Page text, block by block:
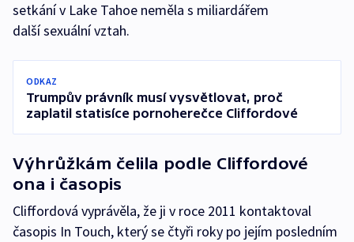
setkání v Lake Tahoe neměla s miliardářem
další sexuální vztah.
ODKAZ
Trumpův právník musí vysvětlovat, proč
zaplatil statisíce pornoherečce Cliffordové
Výhrůžkám čelila podle Cliffordové
ona i časopis
Cliffordová vyprávěla, že ji v roce 2011 kontaktoval
časopis In Touch, který se čtyři roky po jejím posledním